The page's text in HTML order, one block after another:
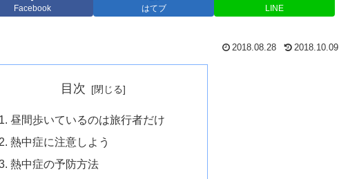
Facebook はてブ LINE
2018.08.28 2018.10.09
目次
昼間歩いているのは旅行者だけ
熱中症に注意しよう
熱中症の予防方法